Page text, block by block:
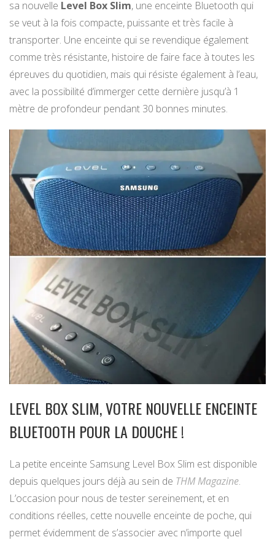
sa nouvelle Level Box Slim, une enceinte Bluetooth qui
se veut à la fois compacte, puissante et très facile à
transporter. Une enceinte qui se revendique également
comme très résistante, histoire de faire face à toutes les
épreuves du quotidien, mais qui résiste également à l’eau,
avec la possibilité d’immerger cette dernière jusqu’à 1
mètre de profondeur pendant 30 bonnes minutes.
LEVEL BOX SLIM, VOTRE NOUVELLE ENCEINTE
BLUETOOTH POUR LA DOUCHE !
La petite enceinte Samsung Level Box Slim est disponible
depuis quelques jours déjà au sein de THM Magazine.
L’occasion pour nous de tester sereinement, et en
conditions réelles, cette nouvelle enceinte de poche, qui
permet évidemment de s’associer avec n’importe quel